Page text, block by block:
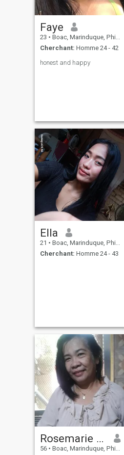
Faye
23 • Boac, Marinduque, Philippines
Cherchant: Homme 24 - 42
honest and happy
Ella
21 • Boac, Marinduque, Philippines
Cherchant: Homme 24 - 43
Rosemarie mandia
56 • Boac, Marinduque, Philippines